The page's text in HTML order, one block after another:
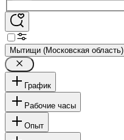
Мытищи (Московская область)
График
Рабочие часы
Опыт